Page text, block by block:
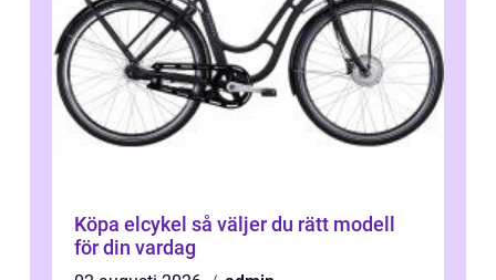
Köpa elcykel så väljer du rätt modell
för din vardag